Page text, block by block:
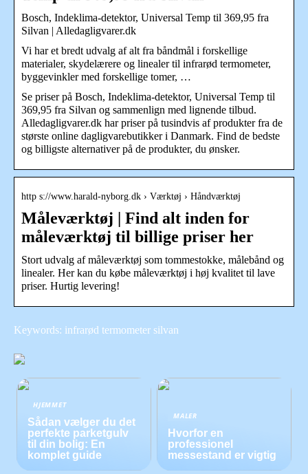
Bosch, Indeklima-detektor, Universal Temp til 369,95 fra
Silvan | Alledagligvarer.dk
Vi har et bredt udvalg af alt fra båndmål i forskellige
materialer, skydelærere og linealer til infrarød termometer,
byggevinkler med forskellige tomer, …
Se priser på Bosch, Indeklima-detektor, Universal Temp til
369,95 fra Silvan og sammenlign med lignende tilbud.
Alledagligvarer.dk har priser på tusindvis af produkter fra de
største online dagligvarebutikker i Danmark. Find de bedste
og billigste alternativer på de produkter, du ønsker.
http s://www.harald-nyborg.dk › Værktøj › Håndværktøj
Måleværktøj | Find alt inden for
måleværktøj til billige priser her
Stort udvalg af måleværktøj som tommestokke, målebånd og
linealer. Her kan du købe måleværktøj i høj kvalitet til lave
priser. Hurtig levering!
Keywords: infrarød termometer silvan
HJEMMET
Sådan vælger du det
perfekte parketgulv
til din bolig: En
komplet guide
MALER
Hvorfor en
professionel
messestand er vigtig